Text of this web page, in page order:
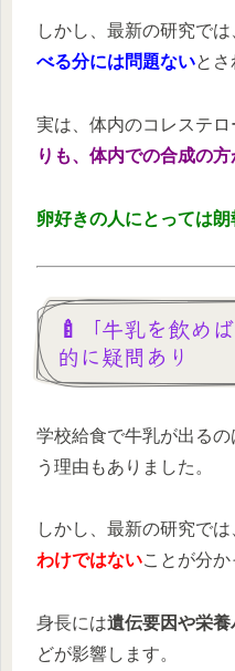
しかし、最新の研究では
べる分には問題ないとさ
実は、体内のコレステロ
りも、体内での合成の
卵好きの人にとっては朗
🍼「牛乳を飲め
的に疑問あり
学校給食で牛乳が出る
う理由もありました。
しかし、最新の研究では
わけではないことが分か
身長には遺伝要因や栄
どが影響します。